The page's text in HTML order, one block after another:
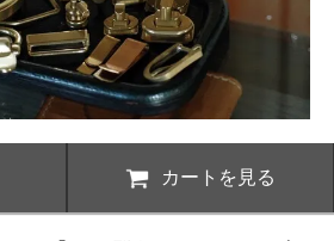
カートを見る